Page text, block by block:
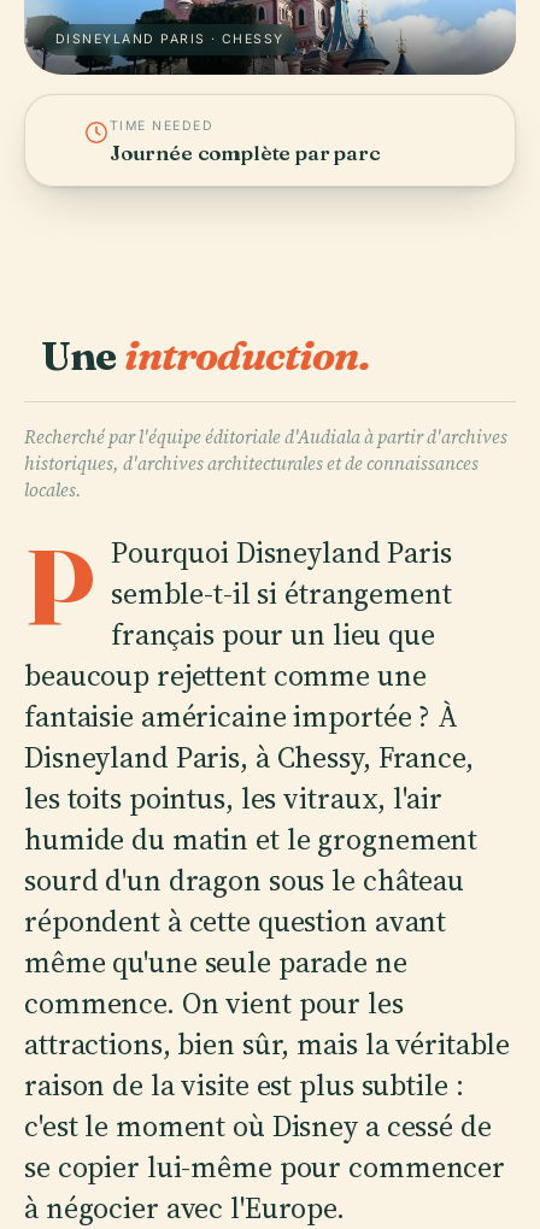
DISNEYLAND PARIS · CHESSY
TIME NEEDED
Journée complète par parc
Uneintroduction.
Recherché par l'équipe éditoriale d'Audiala à partir d'archives
historiques, d'archives architecturales et de connaissances
locales.
P Pourquoi Disneyland Paris
semble-t-il si étrangement
français pour un lieu que
beaucoup rejettent comme une
fantaisie américaine importée ? À
Disneyland Paris, à Chessy, France,
les toits pointus, les vitraux, l'air
humide du matin et le grognement
sourd d'un dragon sous le château
répondent à cette question avant
même qu'une seule parade ne
commence. On vient pour les
attractions, bien sûr, mais la véritable
raison de la visite est plus subtile :
c'est le moment où Disney a cessé de
se copier lui-même pour commencer
à négocier avec l'Europe.